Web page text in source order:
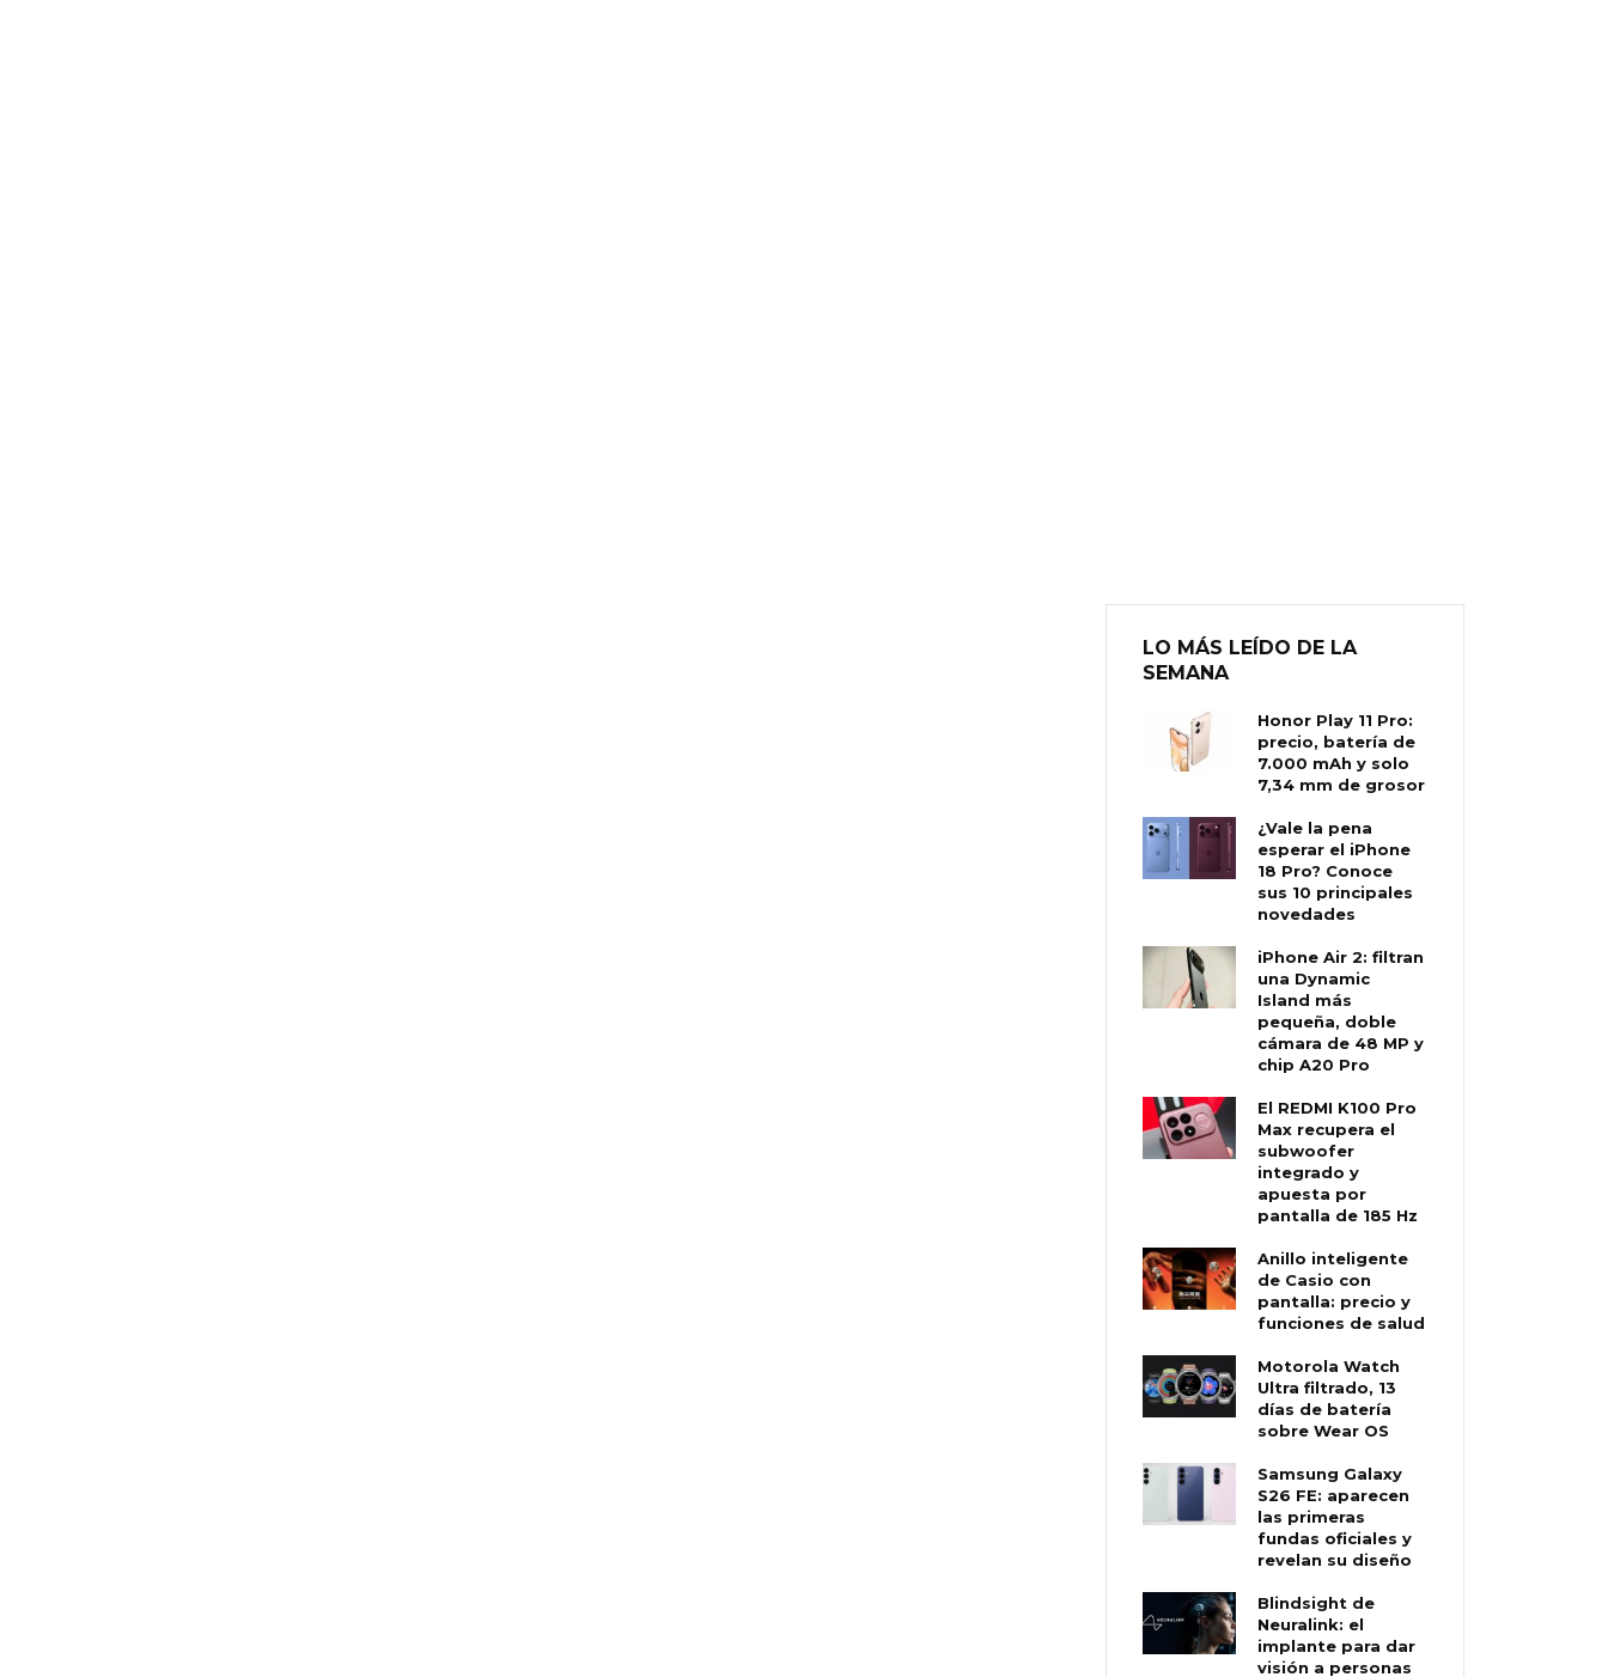
LO MÁS LEÍDO DE LA
SEMANA
Honor Play 11 Pro:
precio, batería de
7.000 mAh y solo
7,34 mm de grosor
¿Vale la pena
esperar el iPhone
18 Pro? Conoce
sus 10 principales
novedades
iPhone Air 2: filtran
una Dynamic
Island más
pequeña, doble
cámara de 48 MP y
chip A20 Pro
El REDMI K100 Pro
Max recupera el
subwoofer
integrado y
apuesta por
pantalla de 185 Hz
Anillo inteligente
de Casio con
pantalla: precio y
funciones de salud
Motorola Watch
Ultra filtrado, 13
días de batería
sobre Wear OS
Samsung Galaxy
S26 FE: aparecen
las primeras
fundas oficiales y
revelan su diseño
Blindsight de
Neuralink: el
implante para dar
visión a personas